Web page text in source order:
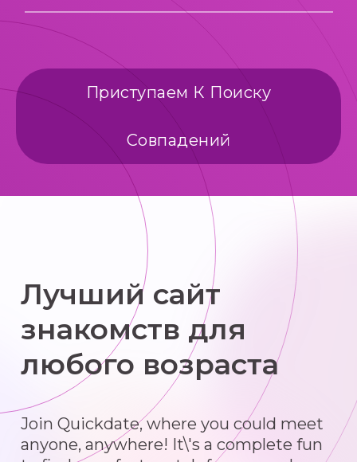
Приступаем К Поиску
Совпадений
Лучший сайт
знакомств для
любого возраста
Join Quickdate, where you could meet
anyone, anywhere! It\'s a complete fun